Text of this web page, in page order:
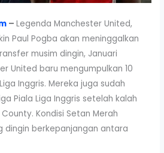
–Legenda Manchester United,
Paul Pogba akan meninggalkan
musim dingin, Januari
United baru mengumpulkan 10
Inggris. Mereka juga sudah
Piala Liga Inggris setelah kalah
Kondisi Setan Merah
dingin berkepanjangan antara